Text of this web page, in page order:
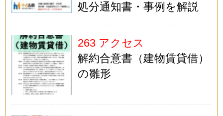
処分通知書・事例を解説
263 アクセス
解約合意書（建物賃貸借）
の雛形